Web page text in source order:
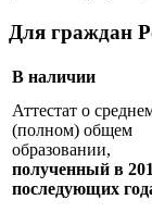
Для граждан
В наличии
Аттестат о
(полном) общем
образовании,
полученный в
последующих